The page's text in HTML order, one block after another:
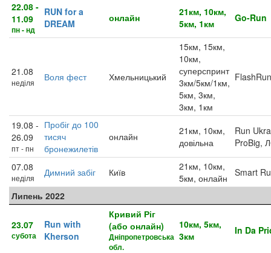
22.08 -
11.09
пн - нд
RUN for a
DREAM
онлайн
21км, 10км,
5км, 1км
Go-Run
21.08
неділя Воля фест Хмельницький
15км, 15км,
10км,
суперспринт
3км/5км/1км,
5км, 3км,
3км, 1км
FlashRun
19.08 -
26.09
пт - пн
Пробіг до 100
тисяч
бронежилетів
онлайн
21км, 10км,
довільна
Run
ProBig,
07.08
неділя Димний забіг Київ
21км, 10км,
5км, онлайн
Smart
Липень 2022
23.07
субота
Run with
Kherson
Кривий Ріг
(або онлайн)
Дніпропетровська
обл.
10км, 5км,
3км
In Da